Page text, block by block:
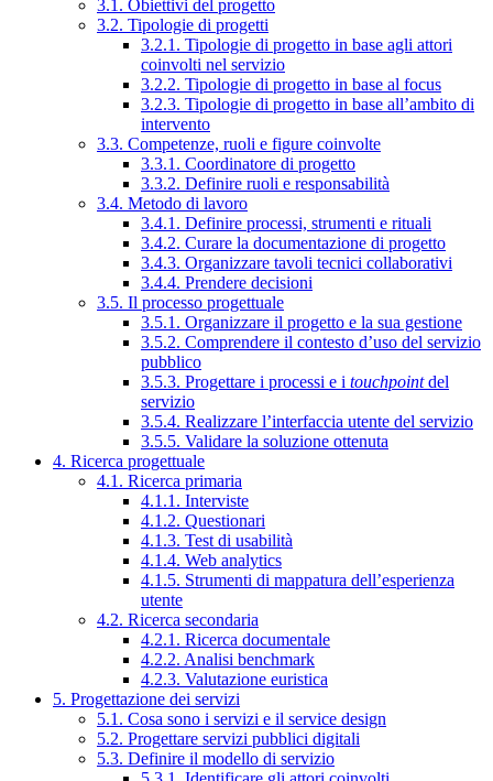
3.1. Obiettivi del progetto
3.2. Tipologie di progetti
3.2.1. Tipologie di progetto in base agli attori
coinvolti nel servizio
3.2.2. Tipologie di progetto in base al focus
3.2.3. Tipologie di progetto in base all’ambito di
intervento
3.3. Competenze, ruoli e figure coinvolte
3.3.1. Coordinatore di progetto
3.3.2. Definire ruoli e responsabilità
3.4. Metodo di lavoro
3.4.1. Definire processi, strumenti e rituali
3.4.2. Curare la documentazione di progetto
3.4.3. Organizzare tavoli tecnici collaborativi
3.4.4. Prendere decisioni
3.5. Il processo progettuale
3.5.1. Organizzare il progetto e la sua gestione
3.5.2. Comprendere il contesto d’uso del servizio
pubblico
3.5.3. Progettare i processi e i touchpointdel
servizio
3.5.4. Realizzare l’interfaccia utente del servizio
3.5.5. Validare la soluzione ottenuta
4. Ricerca progettuale
4.1. Ricerca primaria
4.1.1. Interviste
4.1.2. Questionari
4.1.3. Test di usabilità
4.1.4. Web analytics
4.1.5. Strumenti di mappatura dell’esperienza
utente
4.2. Ricerca secondaria
4.2.1. Ricerca documentale
4.2.2. Analisi benchmark
4.2.3. Valutazione euristica
5. Progettazione dei servizi
5.1. Cosa sono i servizi e il service design
5.2. Progettare servizi pubblici digitali
5.3. Definire il modello di servizio